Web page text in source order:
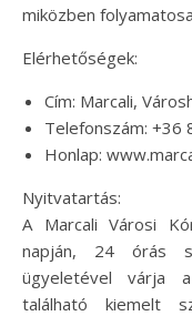
miközben
Elérhetőségek:
Cím: Marcali,
Telefonszám: +36
Honlap:
Nyitvatartás:
A Marcali Városi
napján, 24 órás
ügyeletével várja
található kiemelt